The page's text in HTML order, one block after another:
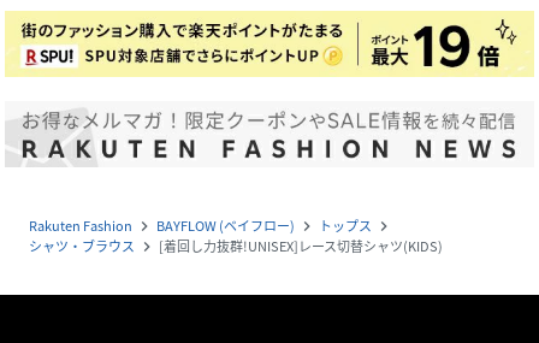
Rakuten Fashion navigate_next BAYFLOW (ベイフロー) navigate_next トップス navigate_next
シャツ・ブラウス navigate_next [着回し力抜群!UNISEX]レース切替シャツ(KIDS)